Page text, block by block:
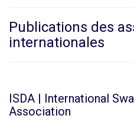
Publications des
internationales
ISDA | International
Association